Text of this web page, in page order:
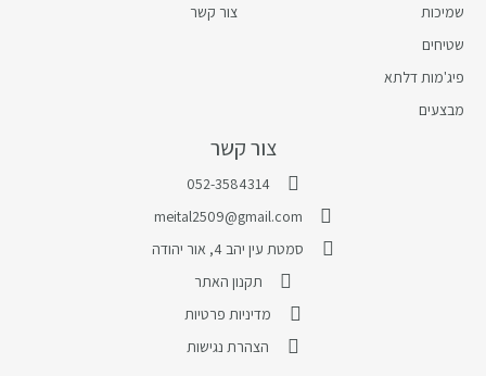
צור קשר
052-3584314
meital2509@gmail.com
סמטת עין יהב 4, אור יהודה
תקנון האתר
מדיניות פרטיות
הצהרת נגישות
צור קשר
שמיכות
שטיחים
פיג'מות דלתא
מבצעים